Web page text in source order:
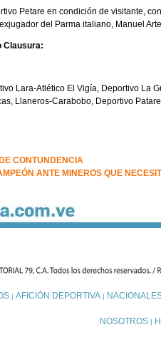
Petare en condición de visitante,
del Parma italiano, Manuel
Clausura:
Lara-Atlético El Vigía, Deportivo La
Llaneros-Carabobo, Deportivo
CONTUNDENCIA
ANTE MINEROS QUE
| AFICIÓN DEPORTIVA|
NOSOTROS |